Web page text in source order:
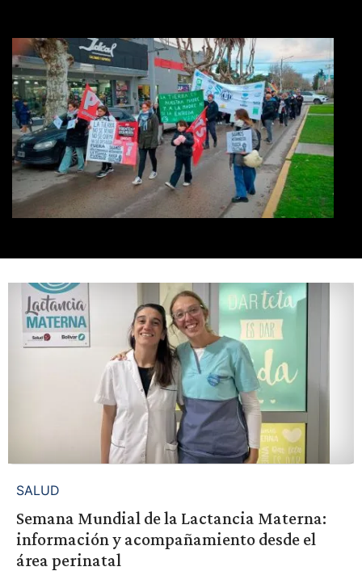
SALUD
Semana Mundial de la Lactancia Materna:
información y acompañamiento desde el
área perinatal